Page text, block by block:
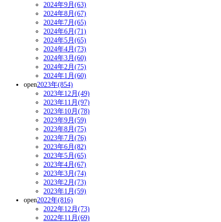
2024年9月(63)
2024年8月(67)
2024年7月(65)
2024年6月(71)
2024年5月(65)
2024年4月(73)
2024年3月(60)
2024年2月(75)
2024年1月(60)
open2023年(854)
2023年12月(49)
2023年11月(97)
2023年10月(78)
2023年9月(59)
2023年8月(75)
2023年7月(76)
2023年6月(82)
2023年5月(65)
2023年4月(67)
2023年3月(74)
2023年2月(73)
2023年1月(59)
open2022年(816)
2022年12月(73)
2022年11月(69)